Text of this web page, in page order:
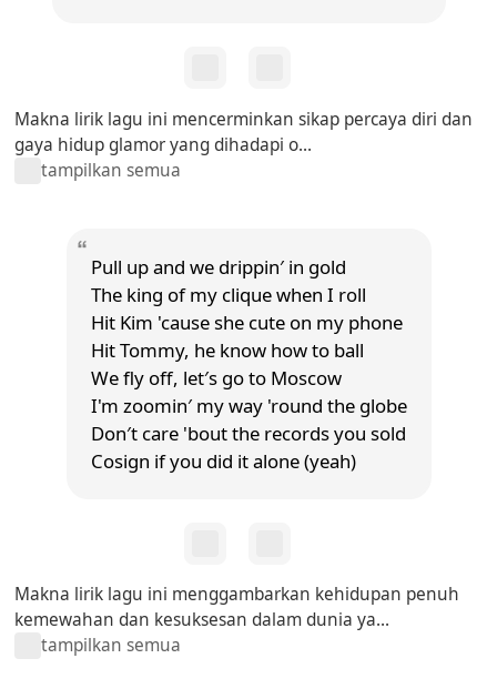
Makna lirik lagu ini mencerminkan sikap percaya diri dan
gaya hidup glamor yang dihadapi o...
tampilkan semua
Pull up and we drippin′ in gold
The king of my clique when I roll
Hit Kim 'cause she cute on my phone
Hit Tommy, he know how to ball
We fly off, let′s go to Moscow
I'm zoomin′ my way 'round the globe
Don′t care 'bout the records you sold
Cosign if you did it alone (yeah)
Makna lirik lagu ini menggambarkan kehidupan penuh
kemewahan dan kesuksesan dalam dunia ya...
tampilkan semua